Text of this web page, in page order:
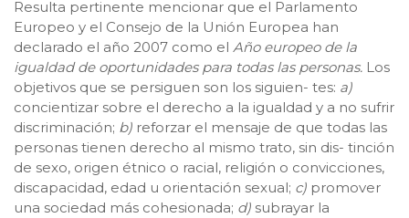
Resulta pertinente mencionar que el Parlamento
Europeo y el Consejo de la Unión Europea han
declarado el año 2007 como el Año europeo de la
igualdad de oportunidades para todas las personas. Los
objetivos que se persiguen son los siguien- tes: a)
concientizar sobre el derecho a la igualdad y a no sufrir
discriminación; b) reforzar el mensaje de que todas las
personas tienen derecho al mismo trato, sin dis- tinción
de sexo, origen étnico o racial, religión o convicciones,
discapacidad, edad u orientación sexual; c) promover
una sociedad más cohesionada; d) subrayar la